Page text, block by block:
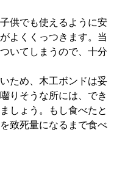
供でも使えるように安
よくくっつきます。当
いてしまうので、十分
ため、木工ボンドは妥
りそうな所には、でき
しょう。もし食べたと
致死量になるまで食べ